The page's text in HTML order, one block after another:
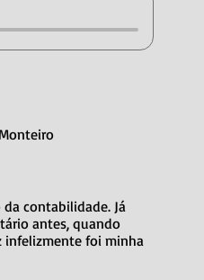
contabilidade. Já
antes, quando
infelizmente foi minha